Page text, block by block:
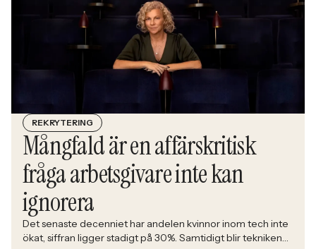
det betyder i praktiken.
REKRYTERING
Mångfald är en affärskritisk
fråga arbetsgivare inte kan
ignorera
Det senaste decenniet har andelen kvinnor inom tech inte
ökat, siffran ligger stadigt på 30%. Samtidigt blir tekniken